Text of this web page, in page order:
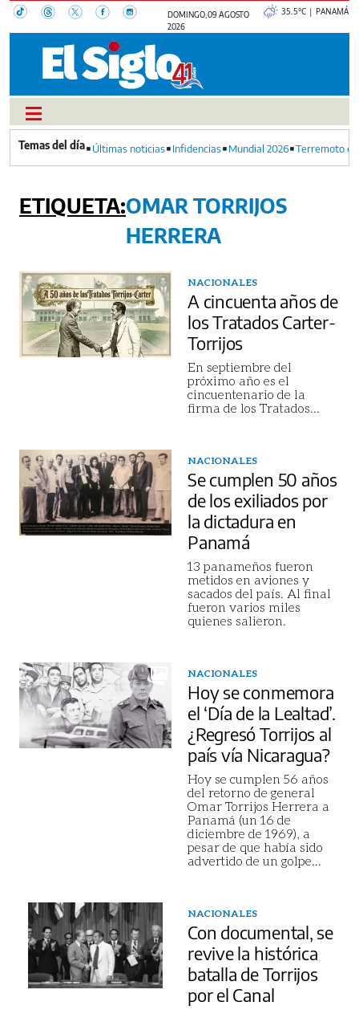
DOMINGO, 09 AGOSTO
2026
35.5°C | PANAMÁ
Últimas noticias Infidencias Mundial 2026 Terremoto
OMAR TORRIJOS
HERRERA
NACIONALES
A cincuenta años de
los Tratados Carter-
Torrijos
En septiembre del
próximo año es el
cincuentenario de la
firma de los Tratados...
NACIONALES
Se cumplen 50 años
de los exiliados por
la dictadura en
Panamá
13 panameños fueron
metidos en aviones y
sacados del país. Al final
fueron varios miles
quienes salieron.
NACIONALES
Hoy se conmemora
el ‘Día de la Lealtad’.
¿Regresó Torrijos al
país vía Nicaragua?
Hoy se cumplen 56 años
del retorno de general
Omar Torrijos Herrera a
Panamá (un 16 de
diciembre de 1969), a
pesar de que había sido
advertido de un golpe...
NACIONALES
Con documental, se
revive la histórica
batalla de Torrijos
por el Canal